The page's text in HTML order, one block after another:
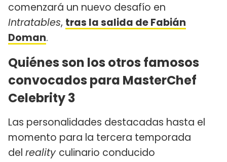
comenzará un nuevo desafío en
Intratables, tras la salida de Fabián
Doman.
Quiénes son los otros famosos
convocados para MasterChef
Celebrity 3
Las personalidades destacadas hasta el
momento para la tercera temporada
del reality culinario conducido